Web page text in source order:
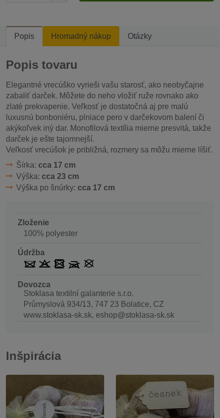
Popis Hromadný nákup Otázky
Popis tovaru
Elegantné vrecúško vyrieši vašu starosť, ako neobyčajne
zabaliť darček. Môžete do neho vložiť ruže rovnako ako
zlaté prekvapenie. Veľkosť je dostatočná aj pre malú
luxusnú bonboniéru, plniace pero v darčekovom balení či
akýkoľvek iný dar. Monofilová textília mierne presvitá, takže
darček je ešte tajomnejší.
Veľkosť vrecúšok je približná, rozmery sa môžu mierne líšiť.
Šírka: cca 17 cm
Výška: cca 23 cm
Výška po šnúrky: cca 17 cm
Zloženie
100% polyester
Údržba
Dovozca
Stoklasa textilní galanterie s.r.o.
Průmyslová 934/13, 747 23 Bolatice, CZ
www.stoklasa-sk.sk, eshop@stoklasa-sk.sk
Inšpirácia